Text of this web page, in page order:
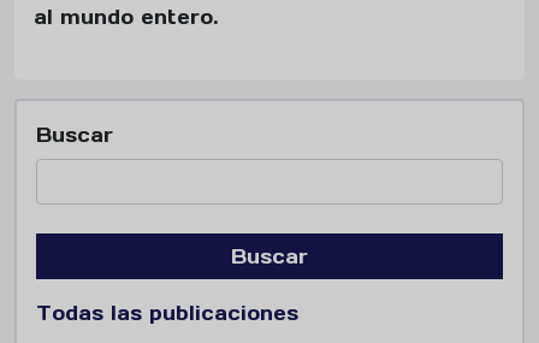
al mundo entero.
Buscar
Buscar
Todas las publicaciones